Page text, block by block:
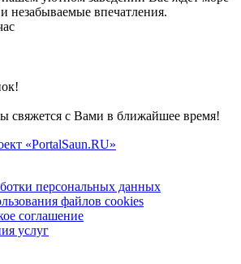
незабываемые впечатления.
свяжется с Вами в ближайшее время!
«PortalSaun.RU»
персональных данных
файлов cookies
соглашение
услуг